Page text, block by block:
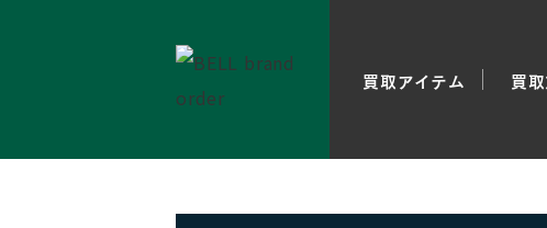
買取アイテム
ダイヤ
買
出張買取